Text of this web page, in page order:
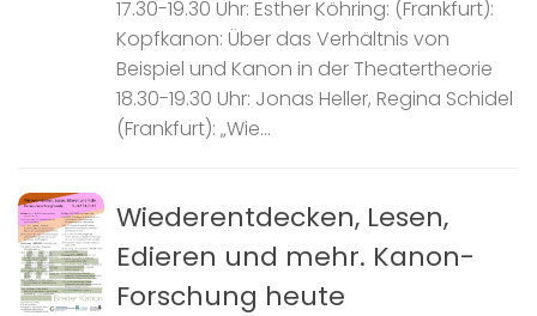
17.30-19.30 Uhr: Esther Köhring: (Frankfurt):
Kopfkanon: Über das Verhältnis von
Beispiel und Kanon in der Theatertheorie
18.30-19.30 Uhr: Jonas Heller, Regina Schidel
(Frankfurt): „Wie...
Wiederentdecken, Lesen,
Edieren und mehr. Kanon-
Forschung heute